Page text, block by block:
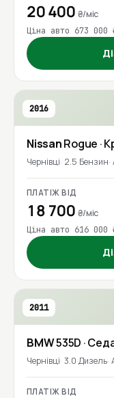
20 400 ₴/міс
Ціна авто 673 000
2016
NissanRogue ·
Чернівці 2.5 Бензин
ПЛАТІЖ ВІД
18 700 ₴/міс
Ціна авто 616 000
2011
BMW535D ·
Чернівці 3.0 Дизель
ПЛАТІЖ ВІД